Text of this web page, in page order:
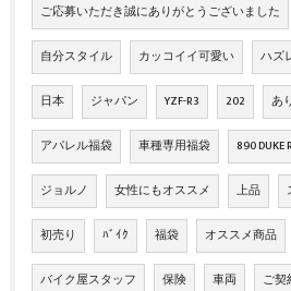
ご応募いただき誠にありがとうございました
自分スタイル カッコイイ可愛い ハズ
日本 ジャパン YZF-R3 202 あ
アパレル福袋 車種専用福袋 890 DUKE R
ジョルノ 女性にもオススメ 上品
初売り ﾊﾞｲｸ 福袋 オススメ商品
バイク屋スタッフ 保険 車両 ご契